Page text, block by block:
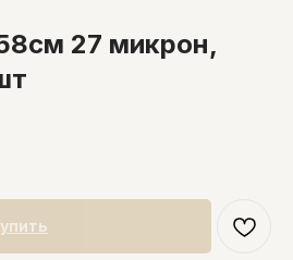
27 микрон,